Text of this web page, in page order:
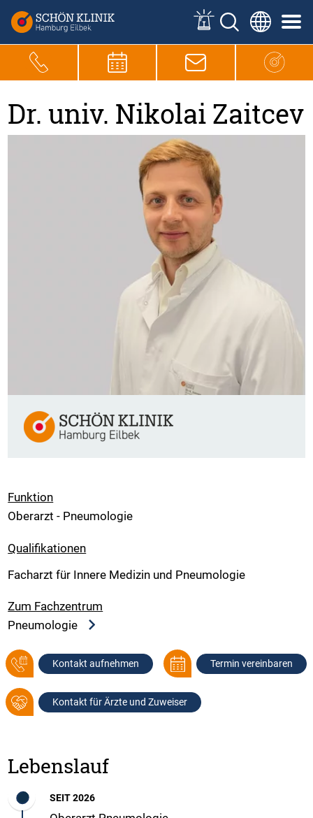
Dr. univ. Nikolai Zaitcev
Funktion
Oberarzt - Pneumologie
Qualifikationen
Facharzt für Innere Medizin und Pneumologie
Zum Fachzentrum
Pneumologie
Kontakt aufnehmen Termin vereinbaren
Kontakt für Ärzte und Zuweiser
Lebenslauf
SEIT 2026